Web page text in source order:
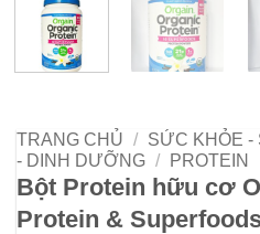
TRANG CHỦ / SỨC KHỎE -
- DINH DƯỠNG / PROTEIN
Bột Protein hữu cơ
Protein &